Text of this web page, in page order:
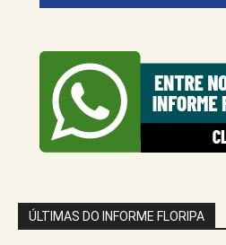
ÚLTIMAS DO INFORME FLORIPA